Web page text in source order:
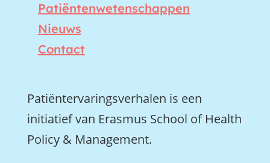
Patiëntenwetenschappen
Nieuws
Contact
Patiëntervaringsverhalen is een
initiatief van Erasmus School of Health
Policy & Management.